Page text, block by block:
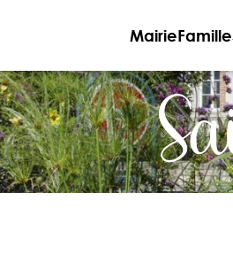
MairieFamille